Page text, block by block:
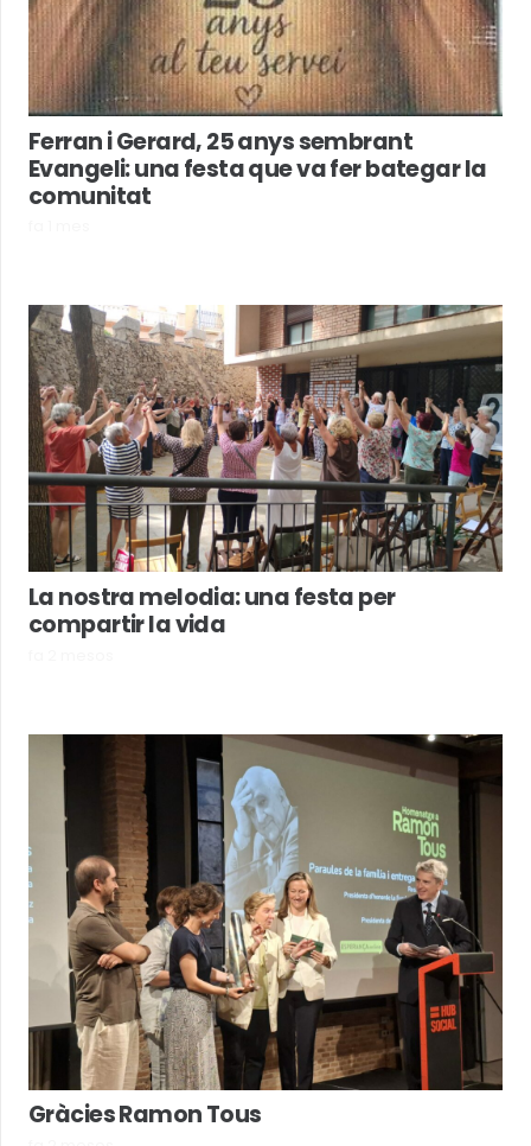
Ferran i Gerard, 25 anys sembrant
Evangeli: una festa que va fer bategar la
comunitat
La nostra melodia: una festa per
compartir la vida
Gràcies Ramon Tous